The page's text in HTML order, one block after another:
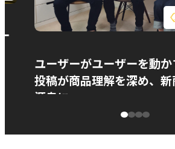
ユーザーがユーザーを動か
投稿が商品理解を深め、
源泉に